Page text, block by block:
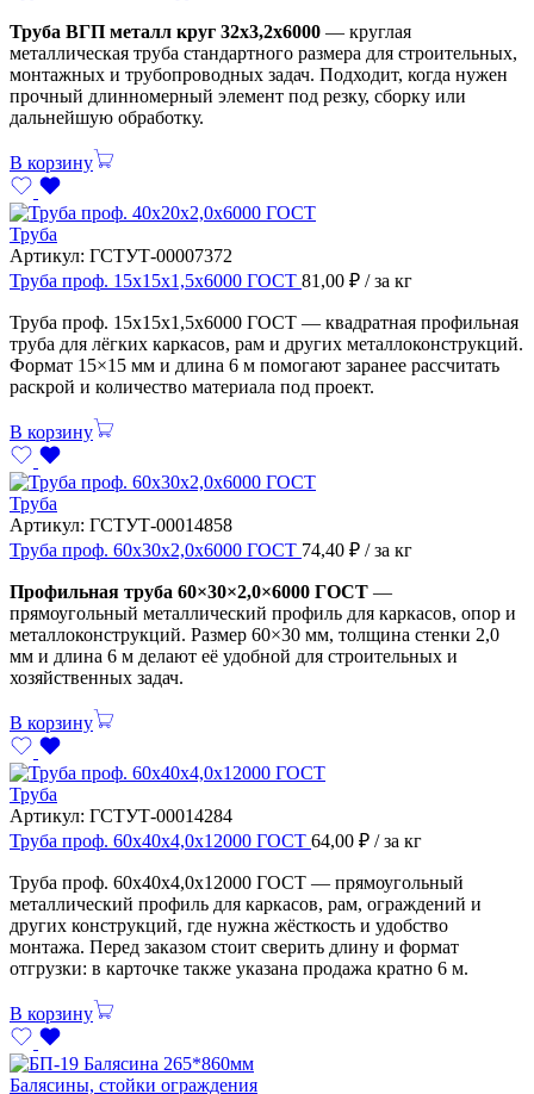
Труба ВГП металл круг 32х3,2х6000 — круглая
металлическая труба стандартного размера для строительных,
монтажных и трубопроводных задач. Подходит, когда нужен
прочный длинномерный элемент под резку, сборку или
дальнейшую обработку.
В корзину
Труба
Артикул: ГСТУТ-00007372
Труба проф. 15х15х1,5х6000 ГОСТ 81,00 ₽ / за кг
Труба проф. 15х15х1,5х6000 ГОСТ — квадратная профильная
труба для лёгких каркасов, рам и других металлоконструкций.
Формат 15×15 мм и длина 6 м помогают заранее рассчитать
раскрой и количество материала под проект.
В корзину
Труба
Артикул: ГСТУТ-00014858
Труба проф. 60х30х2,0х6000 ГОСТ 74,40 ₽ / за кг
Профильная труба 60×30×2,0×6000 ГОСТ —
прямоугольный металлический профиль для каркасов, опор и
металлоконструкций. Размер 60×30 мм, толщина стенки 2,0
мм и длина 6 м делают её удобной для строительных и
хозяйственных задач.
В корзину
Труба
Артикул: ГСТУТ-00014284
Труба проф. 60х40х4,0х12000 ГОСТ 64,00 ₽ / за кг
Труба проф. 60х40х4,0х12000 ГОСТ — прямоугольный
металлический профиль для каркасов, рам, ограждений и
других конструкций, где нужна жёсткость и удобство
монтажа. Перед заказом стоит сверить длину и формат
отгрузки: в карточке также указана продажа кратно 6 м.
В корзину
Балясины, стойки ограждения